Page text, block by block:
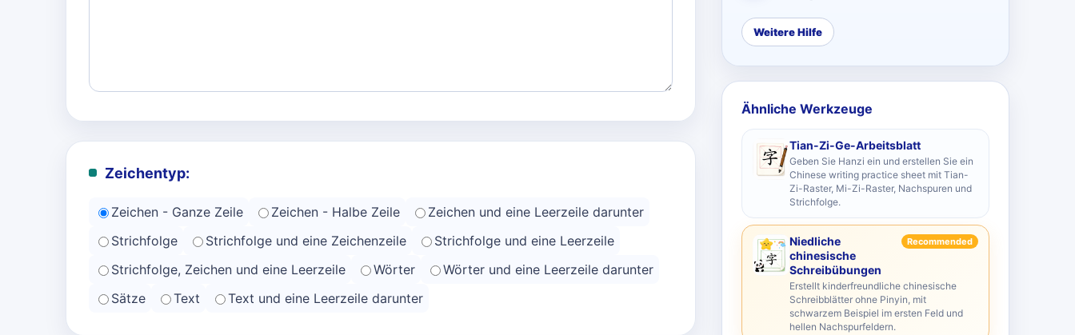
Zeichentyp:
Zeichen - Ganze Zeile Zeichen - Halbe Zeile
Zeichen und eine Leerzeile darunter
Strichfolge
Strichfolge und eine Zeichenzeile
Strichfolge und eine Leerzeile
Strichfolge, Zeichen und eine Leerzeile
Wörter
Wörter und eine Leerzeile darunter
Sätze
Text Text und eine Leerzeile darunter
Weitere Hilfe
Ähnliche Werkzeuge
Tian-Zi-Ge-Arbeitsblatt
Geben Sie Hanzi ein und erstellen Sie ein
Chinese writing practice sheet mit Tian-
Zi-Raster, Mi-Zi-Raster, Nachspuren und
Strichfolge.
Niedliche
chinesische
Schreibübungen
Recommended
Erstellt kinderfreundliche chinesische
Schreibblätter ohne Pinyin, mit
schwarzem Beispiel im ersten Feld und
hellen Nachspurfeldern.